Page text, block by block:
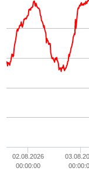
02.08.2026
00:00:00